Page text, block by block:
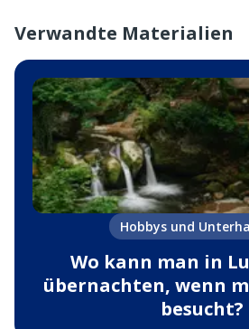
Verwandte Materialien
Hobbys und
Wo kann man in
übernachten, wenn
besucht?